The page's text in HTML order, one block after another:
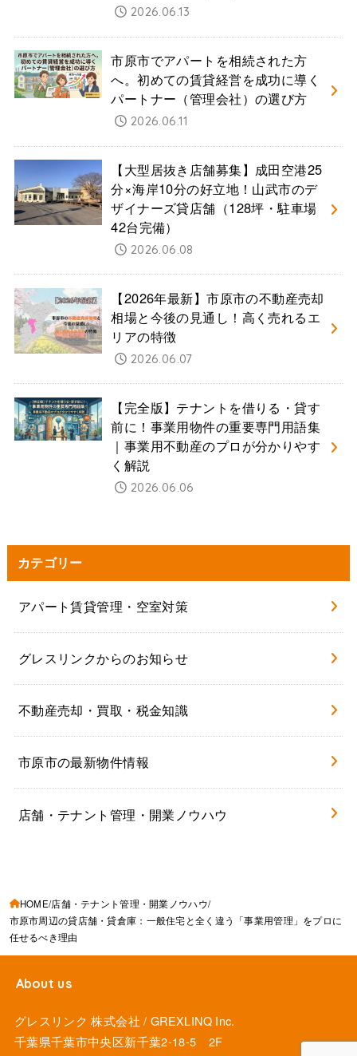
2026.06.13
市原市でアパートを相続された方
へ。初めての賃貸経営を成功に導く
パートナー（管理会社）の選び方
2026.06.11
【大型居抜き店舗募集】成田空港25
分×海岸10分の好立地！山武市のデ
ザイナーズ貸店舗（128坪・駐車場
42台完備）
2026.06.08
【2026年最新】市原市の不動産売却
相場と今後の見通し！高く売れるエ
リアの特徴
2026.06.07
【完全版】テナントを借りる・貸す
前に！事業用物件の重要専門用語集
｜事業用不動産のプロが分かりやす
く解説
2026.06.06
カテゴリー
アパート賃貸管理・空室対策
グレスリンクからのお知らせ
不動産売却・買取・税金知識
市原市の最新物件情報
店舗・テナント管理・開業ノウハウ
HOME 店舗・テナント管理・開業ノウハウ
市原市周辺の貸店舗・貸倉庫：一般住宅と全く違う「事業用管理」をプロに
任せるべき理由
About us
グレスリンク 株式会社 / GREXLINQ Inc.
千葉県千葉市中央区新千葉2-18-5 2F